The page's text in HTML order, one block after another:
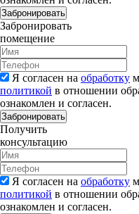
Забронировать
Забронировать
помещение
Я согласен на обработку
политикой в отношении
ознакомлен и согласен.
Забронировать
Получить
консультацию
Я согласен на обработку
политикой в отношении
ознакомлен и согласен.